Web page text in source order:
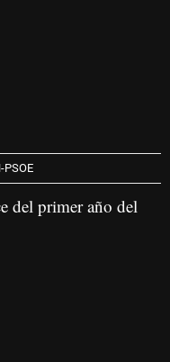
PSOE
del primer año del